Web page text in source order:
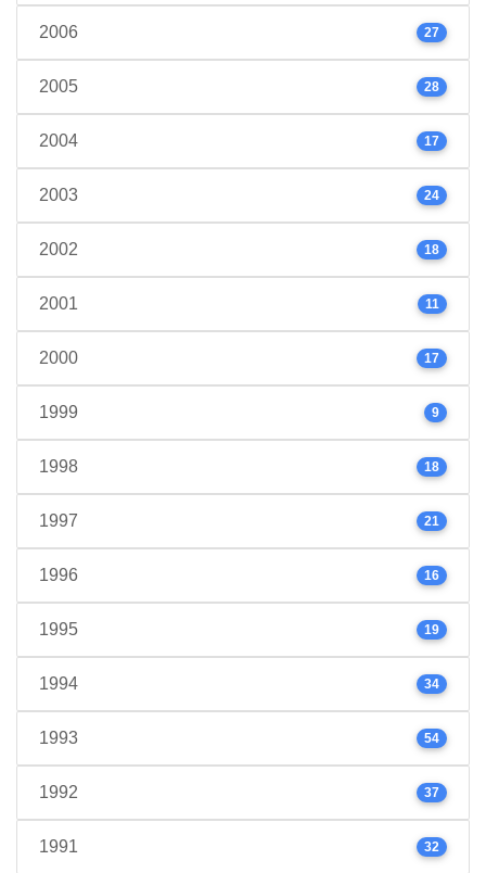
2006 27
2005 28
2004 17
2003 24
2002 18
2001 11
2000 17
1999 9
1998 18
1997 21
1996 16
1995 19
1994 34
1993 54
1992 37
1991 32